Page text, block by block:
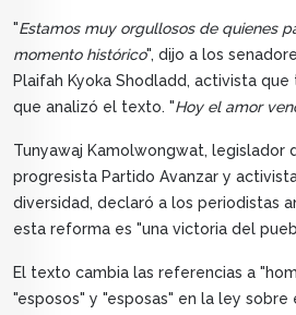
"Estamos muy orgullosos de quienes
momento histórico", dijo a los
Plaifah Kyoka Shodladd, activista
que analizó el texto. "Hoy el amor
Tunyawaj Kamolwongwat, legislador
progresista Partido Avanzar y
diversidad, declaró a los periodistas
esta reforma es "una victoria del
El texto cambia las referencias a
"esposos" y "esposas" en la ley